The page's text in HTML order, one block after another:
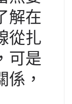
k
解在
從扎
可是
，